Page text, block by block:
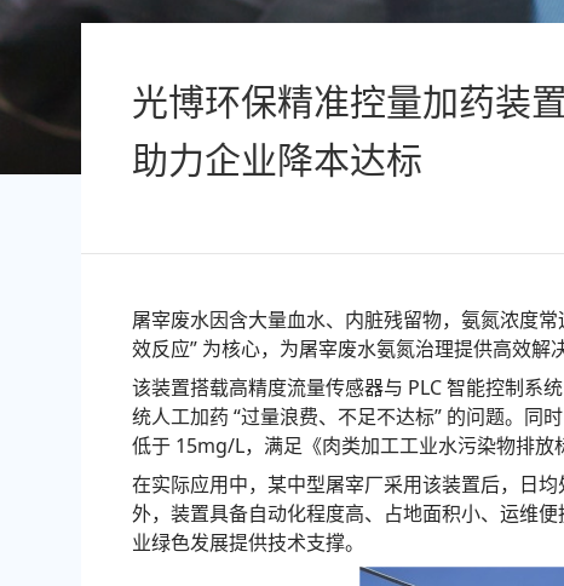
光博环保精准控量加药装
助力企业降本达标
屠宰废水因含大量血水、内脏残留物，氨氮浓度
效反应” 为核心，为屠宰废水氨氮治理提供高效解
该装置搭载高精度流量传感器与 PLC 智能控制系
统人工加药 “过量浪费、不足不达标” 的问题。同
低于 15mg/L，满足《肉类加工工业水污染物排放
在实际应用中，某中型屠宰厂采用该装置后，日
外，装置具备自动化程度高、占地面积小、运维
业绿色发展提供技术支撑。